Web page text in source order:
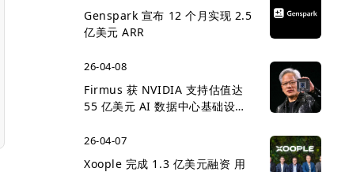
Genspark 宣布 12 个月实现 2.5
亿美元 ARR
26-04-08
Firmus 获 NVIDIA 支持估值达
55 亿美元 AI 数据中心基础设施
26-04-07
Xoople 完成 1.3 亿美元融资 用